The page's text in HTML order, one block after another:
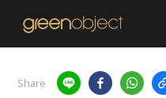
Share